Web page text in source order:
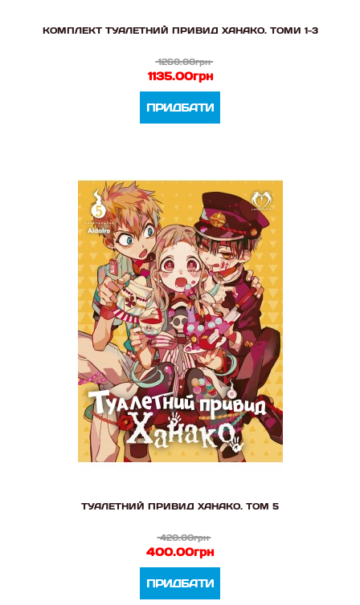
КОМПЛЕКТ ТУАЛЕТНИЙ ПРИВИД ХАНАКО. ТОМИ 1-3
1260.00грн
1135.00грн
ПРИДБАТИ
ТУАЛЕТНИЙ ПРИВИД ХАНАКО. ТОМ 5
420.00грн
400.00грн
ПРИДБАТИ